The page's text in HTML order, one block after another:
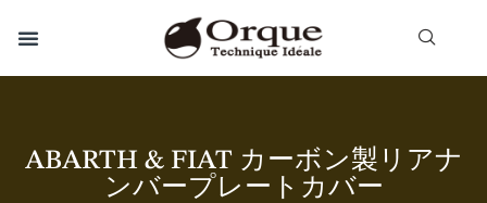
ABARTH & FIAT カーボン製リアナ
ンバープレートカバー